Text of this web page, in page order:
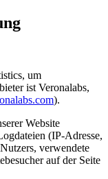
um
ist Veronalabs,
).
Website
(IP-Adresse,
verwendete
auf der Seite